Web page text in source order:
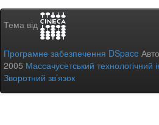
Тема від
Програмне забезпечення DSpace
2005 Массачусетський технологічний
Зворотний зв’язок